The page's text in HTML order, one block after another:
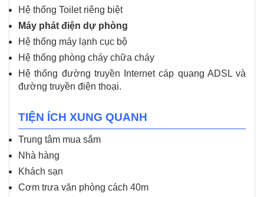
Hệ thống Toilet riêng biệt
Máy phát điện dự phòng
Hệ thống máy lạnh cục bộ
Hệ thống phòng cháy chữa cháy
Hệ thống đường truyền Internet cáp quang ADSL và
đường truyền điện thoại.
TIỆN ÍCH XUNG QUANH
Trung tâm mua sắm
Nhà hàng
Khách sạn
Cơm trưa văn phòng cách 40m